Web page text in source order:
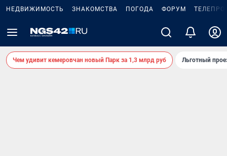
НЕДВИЖИМОСТЬ ЗНАКОМСТВА ПОГОДА ФОРУМ
Чем удивит кемеровчан новый Парк за 1,3 млрд руб Льготный